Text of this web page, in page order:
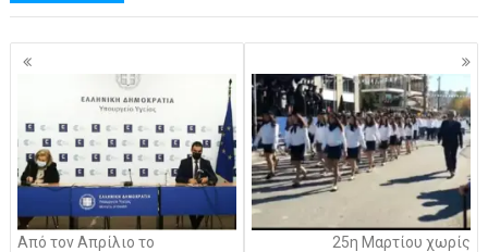
Πλοήγηση
Από τον Απρίλιο το
25η Μαρτίου χωρίς